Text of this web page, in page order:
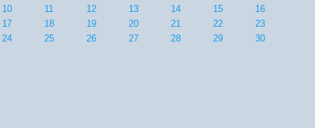
10
11 12 13 14 15
16
17
18 19 20 21 22
23
24
25 26 27 28 29 30